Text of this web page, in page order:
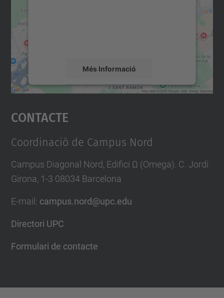
Més Informació
Accepta
powered by
Contacte
Coordinació de Campus Nord
Campus Diagonal Nord, Edifici Ω (Omega). C. Jordi
Girona, 1-3 08034 Barcelona
E-mail : campus.nord@upc.edu
Directori UPC
Formulari de contacte